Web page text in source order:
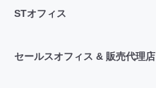
STオフィス
セールスオフィス & 販売代理店